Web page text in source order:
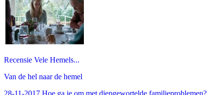
Recensie Vele Hemels...
Van de hel naar de hemel
28-11-2017 Hoe ga je om met diepgewortelde familieproblemen?